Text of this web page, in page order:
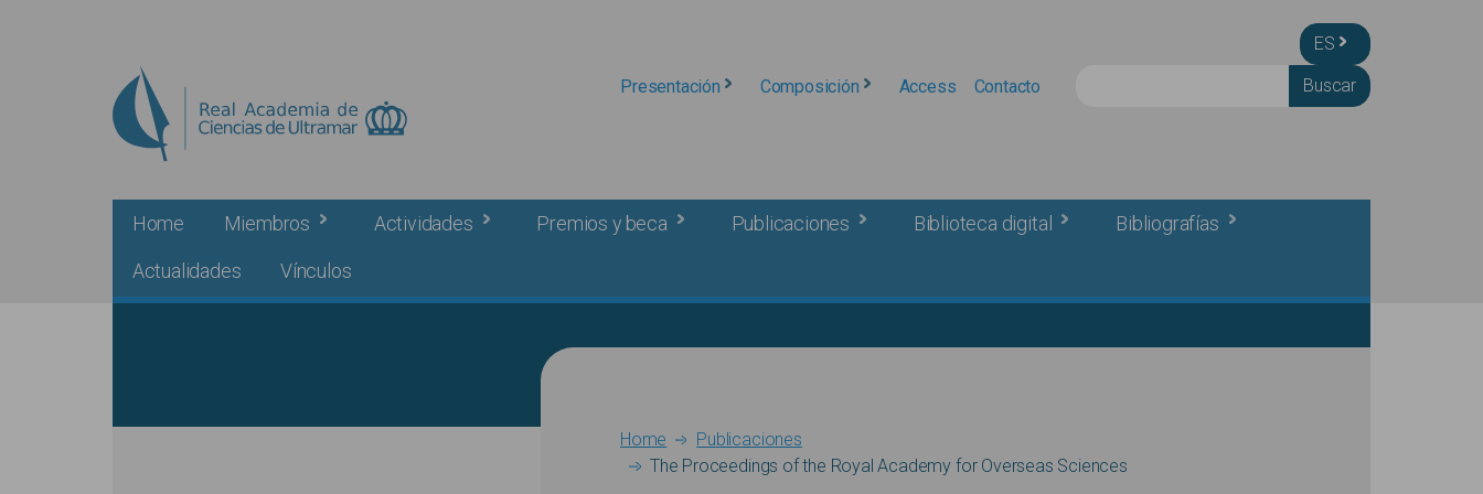
ES
Presentación Composición Access Contacto
Home Miembros Actividades Premios y beca Publicaciones Biblioteca digital Bibliografías
Actualidades Vínculos
Breadcrumb
Home
Publicaciones
The Proceedings of the Royal Academy for Overseas Sciences